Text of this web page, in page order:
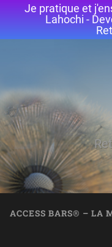
Je pratique et
Lahochi -
ACCESS BARS® – LA